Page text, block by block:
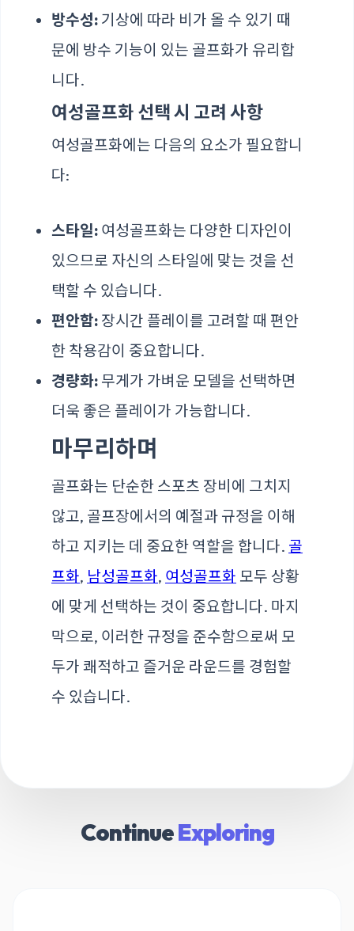
방수성: 기상에 따라 비가 올 수 있기 때
문에 방수 기능이 있는 골프화가 유리합
니다.
여성골프화 선택 시 고려 사항
여성골프화에는 다음의 요소가 필요합니
다:
스타일: 여성골프화는 다양한 디자인이
있으므로 자신의 스타일에 맞는 것을 선
택할 수 있습니다.
편안함: 장시간 플레이를 고려할 때 편안
한 착용감이 중요합니다.
경량화: 무게가 가벼운 모델을 선택하면
더욱 좋은 플레이가 가능합니다.
마무리하며
골프화는 단순한 스포츠 장비에 그치지
않고, 골프장에서의 예절과 규정을 이해
하고 지키는 데 중요한 역할을 합니다. 골
프화, 남성골프화, 여성골프화 모두 상황
에 맞게 선택하는 것이 중요합니다. 마지
막으로, 이러한 규정을 준수함으로써 모
두가 쾌적하고 즐거운 라운드를 경험할
수 있습니다.
ContinueExploring